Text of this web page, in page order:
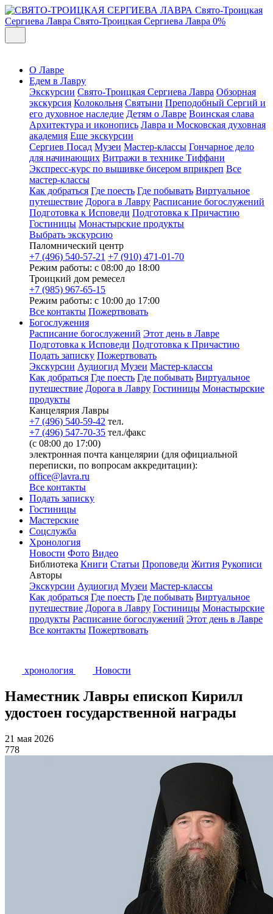
Свято-Троицкая
Сергиева Лавра Свято-Троицкая Сергиева Лавра 0%
О Лавре
Едем в Лавру
Экскурсии Свято-Троицкая Сергиева Лавра Обзорная
экскурсия Колокольня Святыни Преподобный Сергий и
его духовное наследие Детям о Лавре Воинская слава
Архитектура и иконопись Лавра и Московская духовная
академия Еще экскурсии
Сергиев Посад Музеи Мастер-классы Гончарное дело
для начинающих Витражи в технике Тиффани
Экспресс-курс по вышивке бисером вприкреп Все
мастер-классы
Как добраться Где поесть Где побывать Виртуальное
путешествие Дорога в Лавру Расписание богослужений
Подготовка к Исповеди Подготовка к Причастию
Гостиницы Монастырские продукты
Выбрать экскурсию
Паломнический центр
+7 (496) 540-57-21 +7 (910) 471-01-70
Режим работы: с 08:00 до 18:00
Троицкий дом ремесел
+7 (985) 967-65-15
Режим работы: с 10:00 до 17:00
Все контакты Пожертвовать
Богослужения
Расписание богослужений Этот день в Лавре
Подготовка к Исповеди Подготовка к Причастию
Подать записку Пожертвовать
Экскурсии Аудиогид Музеи Мастер-классы
Как добраться Где поесть Где побывать Виртуальное
путешествие Дорога в Лавру Гостиницы Монастырские
продукты
Канцелярия Лавры
+7 (496) 540-59-42 тел.
+7 (496) 547-70-35 тел./факс
(с 08:00 до 17:00)
электронная почта канцелярии (для официальной
переписки, по вопросам аккредитации):
office@lavra.ru
Все контакты
Подать записку
Гостиницы
Мастерские
Соцслужба
Хронология
Новости Фото Видео
Библиотека Книги Статьи Проповеди Жития Рукописи
Авторы
Экскурсии Аудиогид Музеи Мастер-классы
Как добраться Где поесть Где побывать Виртуальное
путешествие Дорога в Лавру Гостиницы Монастырские
продукты Расписание богослужений Этот день в Лавре
Все контакты Пожертвовать
хронология Новости
Наместник Лавры епископ Кирилл
удостоен государственной награды
21 мая 2026
778